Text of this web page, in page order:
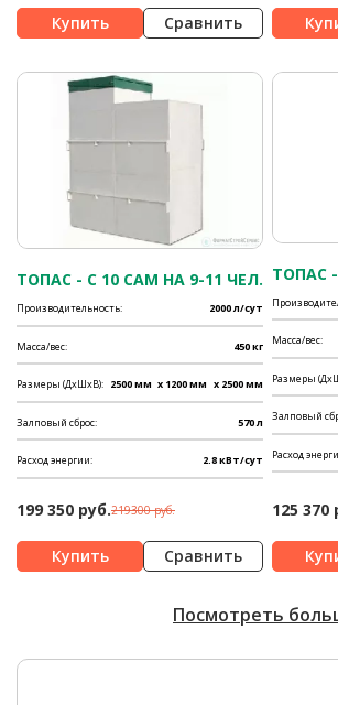
Сравнить
ТОПАС - C 10 САМ НА 9-11 ЧЕЛ.
Производительность: 2000 л/сут
Масса/вес: 450 кг
Размеры (ДхШхВ): 2500 мм x 1200 мм x 2500 мм
Залповый сброс: 570 л
Расход энергии: 2.8 кВт/сут
199 350 руб.219300 руб.
Сравнить
ТОПАС
Масса/вес:
Размеры
Залповый
Расход
125 370
Посмотреть